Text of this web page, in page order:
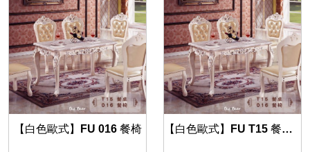
【白色歐式】FU 016 餐椅 【白色歐式】FU T15 餐桌 130cm/140cm/150cm